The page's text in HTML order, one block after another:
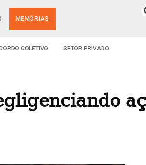
MEMÓRIAS
COLETIVO SETOR PRIVADO